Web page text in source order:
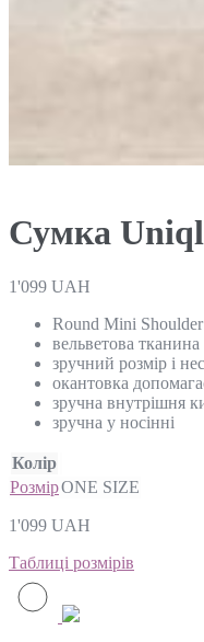
Сумка
1'099 UAH
Round Mini
вельветова тканина
зручний розмір і
окантовка
зручна внутрішня
зручна у носінні
Колір
РозмірONE SIZE
1'099 UAH
Таблиці розмірів